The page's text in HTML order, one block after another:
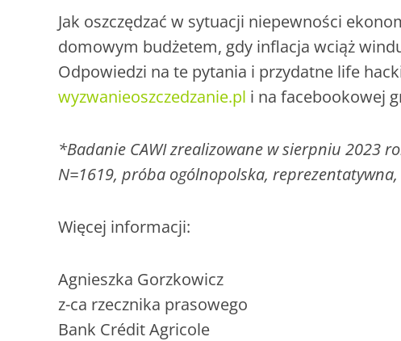
Jak oszczędzać w sytuacji niepewności
domowym budżetem, gdy inflacja wciąż
Odpowiedzi na te pytania i przydatne life
wyzwanieoszczedzanie.pl i na facebookowej
*Badanie CAWI zrealizowane w sierpniu 2023
N=1619, próba ogólnopolska, reprezentatywna,
Więcej informacji:
Agnieszka Gorzkowicz
z-ca rzecznika prasowego
Bank Crédit Agricole